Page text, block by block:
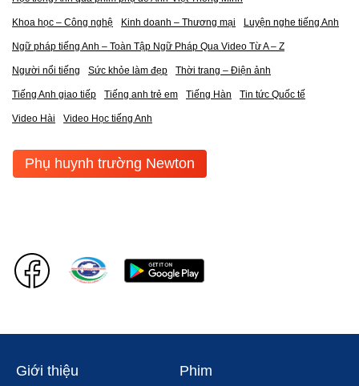
Khoa học – Công nghệ Kinh doanh – Thương mại Luyện nghe tiếng Anh
Ngữ pháp tiếng Anh – Toàn Tập Ngữ Pháp Qua Video Từ A – Z
Người nổi tiếng Sức khỏe làm đẹp Thời trang – Điện ảnh
Tiếng Anh giao tiếp Tiếng anh trẻ em Tiếng Hàn Tin tức Quốc tế
Video Hài Video Học tiếng Anh
Phụ huynh trường Newton
Giới thiệu Phim